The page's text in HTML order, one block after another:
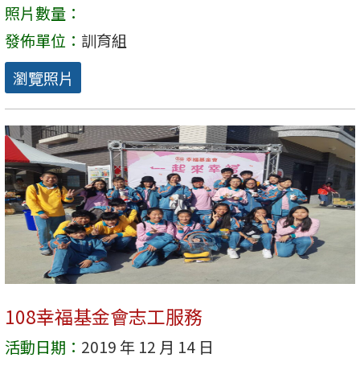
照片數量：
發佈單位： 訓育組
瀏覽照片
108幸福基金會志工服務
活動日期： 2019 年 12 月 14 日